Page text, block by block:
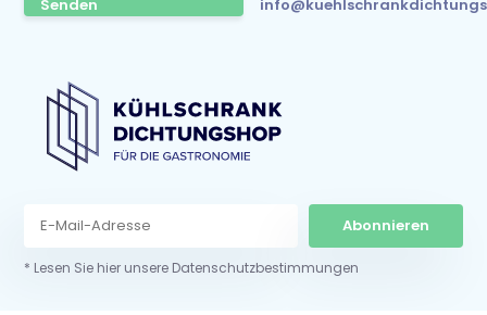
Senden
Abonnieren
* Lesen Sie hier unsere Datenschutzbestimmungen